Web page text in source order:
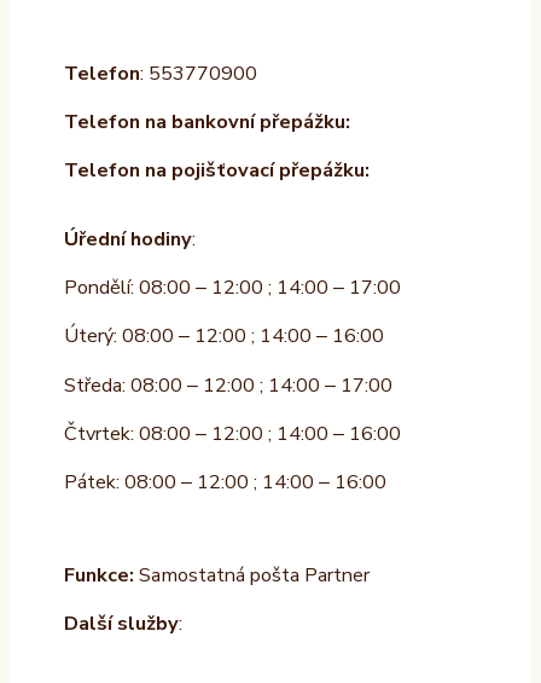
Telefon: 553770900
Telefon na bankovní přepážku:
Telefon na pojišťovací přepážku:
Úřední hodiny:
Pondělí: 08:00 – 12:00 ; 14:00 – 17:00
Úterý: 08:00 – 12:00 ; 14:00 – 16:00
Středa: 08:00 – 12:00 ; 14:00 – 17:00
Čtvrtek: 08:00 – 12:00 ; 14:00 – 16:00
Pátek: 08:00 – 12:00 ; 14:00 – 16:00
Funkce: Samostatná pošta Partner
Další služby: